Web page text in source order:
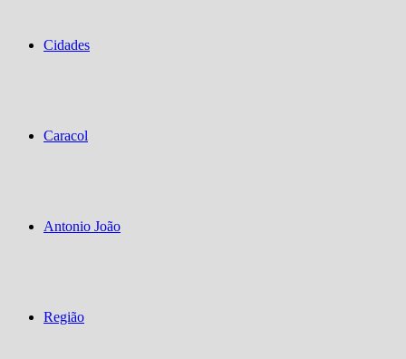
Cidades
Caracol
Antonio João
Região